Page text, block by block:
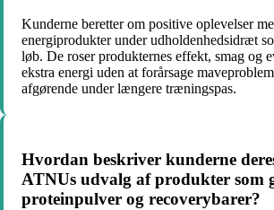
Kunderne beretter om positive oplevelser
energiprodukter under udholdenhedsidræt
løb. De roser produkternes effekt, smag og
ekstra energi uden at forårsage
afgørende under længere træningspas.
Hvordan beskriver kunderne
ATNUs udvalg af produkter som
proteinpulver og recoverybarer?